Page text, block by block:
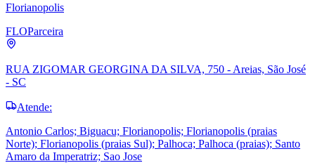
Florianopolis
FLOParceira
RUA ZIGOMAR GEORGINA DA SILVA, 750 - Areias, São José
- SC
Atende:
Antonio Carlos; Biguacu; Florianopolis; Florianopolis (praias
Norte); Florianopolis (praias Sul); Palhoca; Palhoca (praias); Santo
Amaro da Imperatriz; Sao Jose